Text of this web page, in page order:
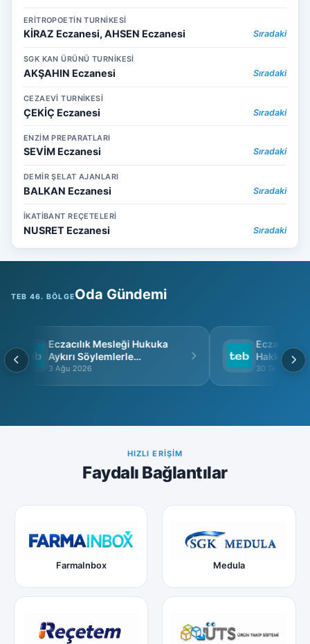
ERİTROPOETİN TURNİKESİ
KİRAZ Eczanesi, AHSEN Eczanesi Sıradaki
SGK KAN ÜRÜNÜ TURNİKESİ
AKŞAHIN Eczanesi Sıradaki
CEZAEVİ TURNİKESİ
ÇEKİÇ Eczanesi Sıradaki
ENZİM PREPARATLARI
SEVİM Eczanesi Sıradaki
DEMİR ŞELAT AJANLARI
BALKAN Eczanesi Sıradaki
İKATİBANT REÇETELERİ
NUSRET Eczanesi Sıradaki
TEB 46. BÖLGEOda Gündemi
Eczacılık Mesleği Hukuka
Aykırı Söylemlerle
İtibarsızlaştırılamaz
3 Ağu 2026
Eczacı
Hakkında
30 Tem 2026
HIZLI ERIŞIM
Faydalı Bağlantılar
FarmaInbox Medula